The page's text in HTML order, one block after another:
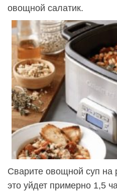
овощной салатик.
Сварите овощной суп
это уйдет примерно 1,5